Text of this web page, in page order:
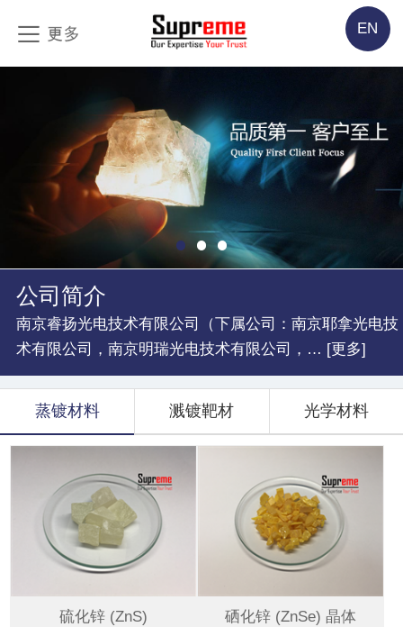
EN
公司简介
南京睿扬光电技术有限公司（下属公司：南京耶拿光电技
术有限公司，南京明瑞光电技术有限公司，… [更多]
蒸镀材料 溅镀靶材 光学材料
硫化锌 (ZnS) 硒化锌 (ZnSe) 晶体